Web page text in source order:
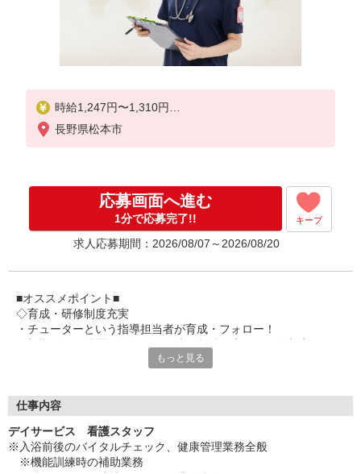
時給1,247円〜1,310円
★土・祝日は時給100円アップ！
長野県松本市
応募画面へ進む
1分で応募完了!! キープ
求人応募期間：2026/08/07～2026/08/20
■オススメポイント■
◇育成・研修制度充実
・チューターという指導担当者が育成・フォロー！
・キャリアアップ支援制度を活用して働きながら資格取得が可能
・ツクイ独自の福祉厚生制度でプライベートも充実
・子育て支援の福利厚生制度あり！子育てと仕事の両立を応援◎
・スタッフ何でも相談窓口やライフキャリア相談など、各相談窓
口あり
もっと見る
仕事内容
デイサービス 看護スタッフ
※入浴前後のバイタルチェック、健康管理業務全般
※機能訓練時の補助業務